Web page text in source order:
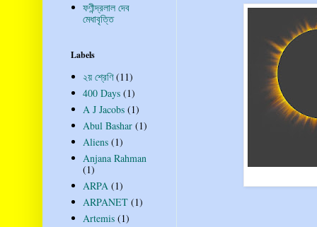
ফণীন্দ্রলাল দেব
মেধাবৃত্তি
Labels
২য় শ্রেণি (11)
400 Days (1)
A J Jacobs (1)
Abul Bashar (1)
Aliens (1)
Anjana Rahman
(1)
ARPA (1)
ARPANET (1)
Artemis (1)